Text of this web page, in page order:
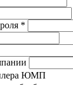
*
ЮМП